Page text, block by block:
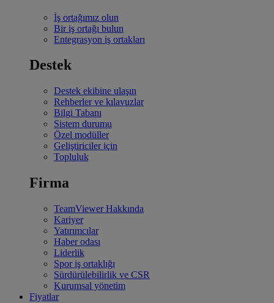
İş ortağımız olun
Bir iş ortağı bulun
Entegrasyon iş ortakları
Destek
Destek ekibine ulaşın
Rehberler ve kılavuzlar
Bilgi Tabanı
Sistem durumu
Özel modüller
Geliştiriciler için
Topluluk
Firma
TeamViewer Hakkında
Kariyer
Yatırımcılar
Haber odası
Liderlik
Spor iş ortaklığı
Sürdürülebilirlik ve CSR
Kurumsal yönetim
Fiyatlar